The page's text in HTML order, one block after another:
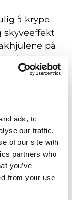
ads, to
our traffic.
of our site with
partners who
you’ve
from your use
å krype
skyveeffekt
på
hindre
i
spor.
til å
avstand fra